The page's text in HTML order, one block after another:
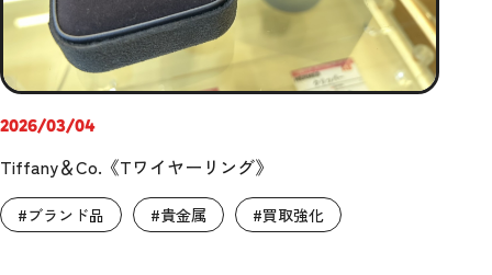
2026/03/04
Tiffany＆Co.《Tワイヤーリング》
#ブランド品 #貴金属 #買取強化